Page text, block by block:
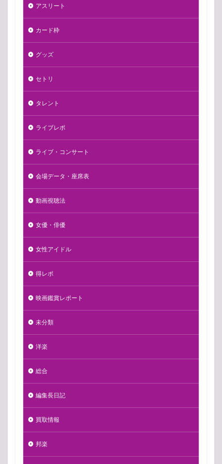
アスリート
カード枠
グッズ
セトリ
タレント
ライブレポ
ライブ・コンサート
会場データ・座席表
動画視聴法
女優・俳優
女性アイドル
得レポ
映画鑑賞レポート
未分類
洋楽
総合
編集長日記
買取情報
邦楽